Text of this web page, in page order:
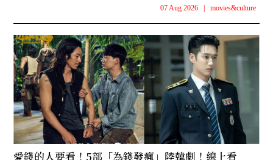
07 Aug 2026 movies&culture
愛錢的人要看！5部「為錢發瘋」陸韓劇！線上看